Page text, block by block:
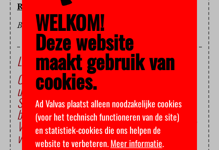
REDACTIE ADVALVAS
BEELD: TONY07 (FLICKR CC)
Lees ook
Oproep aan politiek: ‘Hol het onderwijs niet
uit’
Studentenraadslid maakt bezwaar tegen
benoeming bijzonder hoogleraar
Verhaal discriminatie door DUO genomineerd
voor Tegel
WELKOM!
Deze website
maakt gebruik van
cookies.
Ad Valvas plaatst alleen noodzakelijke cookies
(voor het technisch functioneren van de site)
en statistiek-cookies die ons helpen de
website te verbeteren.Meer informatie.